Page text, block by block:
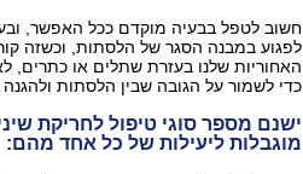
חשוב לטפל בבעיה מוקדם ככל האפשר,
לפגוע במבנה הסגר של הלסתות, וכשזה
האחוריות שלנו בעזרת שתלים או כתרים,
כדי לשמור על הגובה שבין הלסתות ולהגנה
ישנם מספר סוגי טיפול לחריקת
מוגבלות ליעילות של כל אחד מהם: